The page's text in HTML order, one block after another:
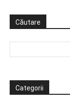
Căutare
Categorii